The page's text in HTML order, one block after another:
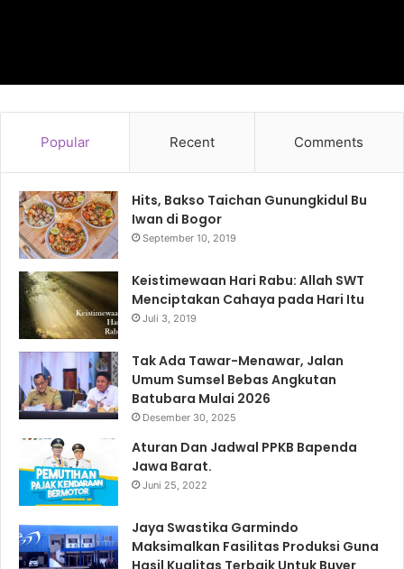
Popular Recent Comments
Hits, Bakso Taichan Gunungkidul Bu
Iwan di Bogor
September 10, 2019
Keistimewaan Hari Rabu: Allah SWT
Menciptakan Cahaya pada Hari Itu
Juli 3, 2019
Tak Ada Tawar-Menawar, Jalan
Umum Sumsel Bebas Angkutan
Batubara Mulai 2026
Desember 30, 2025
Aturan Dan Jadwal PPKB Bapenda
Jawa Barat.
Juni 25, 2022
Jaya Swastika Garmindo
Maksimalkan Fasilitas Produksi Guna
Hasil Kualitas Terbaik Untuk Buyer